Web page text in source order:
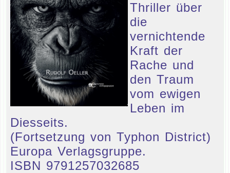
Thriller über
die
vernichtende
Kraft der
Rache und
den Traum
vom ewigen
Leben im
Diesseits.
(Fortsetzung von Typhon District)
Europa Verlagsgruppe.
ISBN 9791257032685